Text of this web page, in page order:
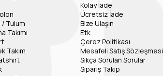
/ Tulum
Takımı
Takım
Kolay İade
Ücretsiz İade
Bize Ulaşın
Etk
Çerez Politikası
Mesafeli Satış Sözleşmesi
Sıkça Sorulan Sorular
Sipariş Takip